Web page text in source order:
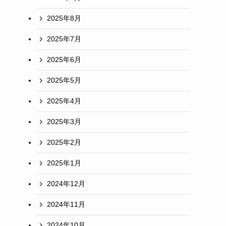
2025年8月
2025年7月
2025年6月
2025年5月
2025年4月
2025年3月
2025年2月
2025年1月
2024年12月
2024年11月